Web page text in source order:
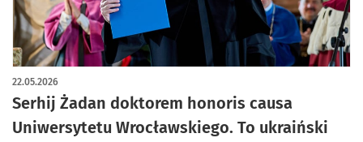
Serhij Żadan doktorem honoris causa
Uniwersytetu Wrocławskiego. To ukraiński
22.05.2026
artykuł z galerią zdjęć